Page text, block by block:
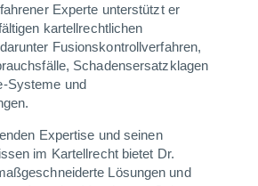
Experte unterstützt er
kartellrechtlichen
Fusionskontrollverfahren,
Schadensersatzklagen
Systeme und
Expertise und seinen
im Kartellrecht bietet Dr.
Lösungen und